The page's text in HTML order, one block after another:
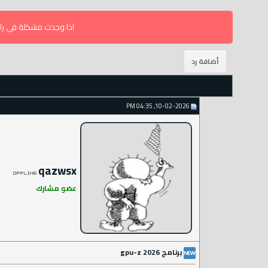
اذا وجدت مشكلة في
qazwsx
عضو مشارك
برنامج gpu-z 2026